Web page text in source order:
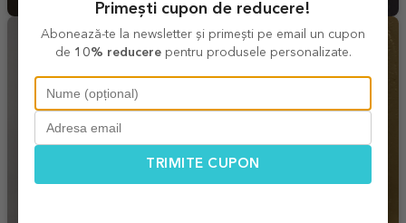
Primești cupon de reducere!
Abonează-te la newsletter și primești pe email un cupon
de 10% reducerepentru produsele personalizate.
TRIMITE CUPON